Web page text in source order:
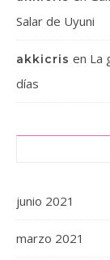
Salar de Uyuni
akkicris en La
días
junio 2021
marzo 2021